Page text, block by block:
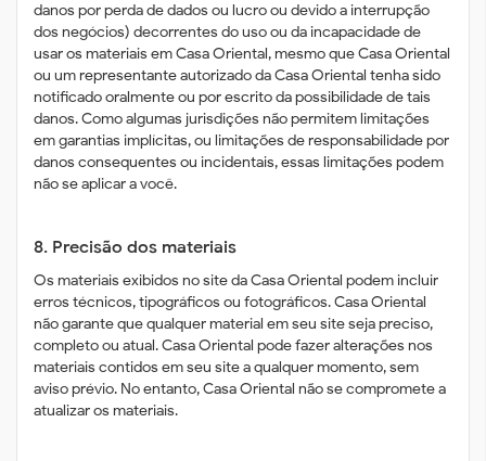
danos por perda de dados ou lucro ou devido a interrupção
dos negócios) decorrentes do uso ou da incapacidade de
usar os materiais em Casa Oriental, mesmo que Casa Oriental
ou um representante autorizado da Casa Oriental tenha sido
notificado oralmente ou por escrito da possibilidade de tais
danos. Como algumas jurisdições não permitem limitações
em garantias implícitas, ou limitações de responsabilidade por
danos consequentes ou incidentais, essas limitações podem
não se aplicar a você.
8. Precisão dos materiais
Os materiais exibidos no site da Casa Oriental podem incluir
erros técnicos, tipográficos ou fotográficos. Casa Oriental
não garante que qualquer material em seu site seja preciso,
completo ou atual. Casa Oriental pode fazer alterações nos
materiais contidos em seu site a qualquer momento, sem
aviso prévio. No entanto, Casa Oriental não se compromete a
atualizar os materiais.